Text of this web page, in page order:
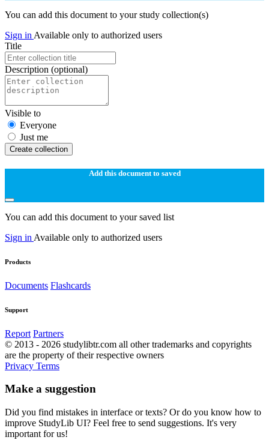
You can add this document to your study collection(s)
Sign in Available only to authorized users
Title
Description (optional)
Visible to
Everyone
Just me
Create collection
Add this document to saved
You can add this document to your saved list
Sign in Available only to authorized users
Products
Documents Flashcards
Support
Report Partners
© 2013 - 2026 studylibtr.com all other trademarks and copyrights
are the property of their respective owners
Privacy Terms
Make a suggestion
Did you find mistakes in interface or texts? Or do you know how to
improve StudyLib UI? Feel free to send suggestions. It's very
important for us!